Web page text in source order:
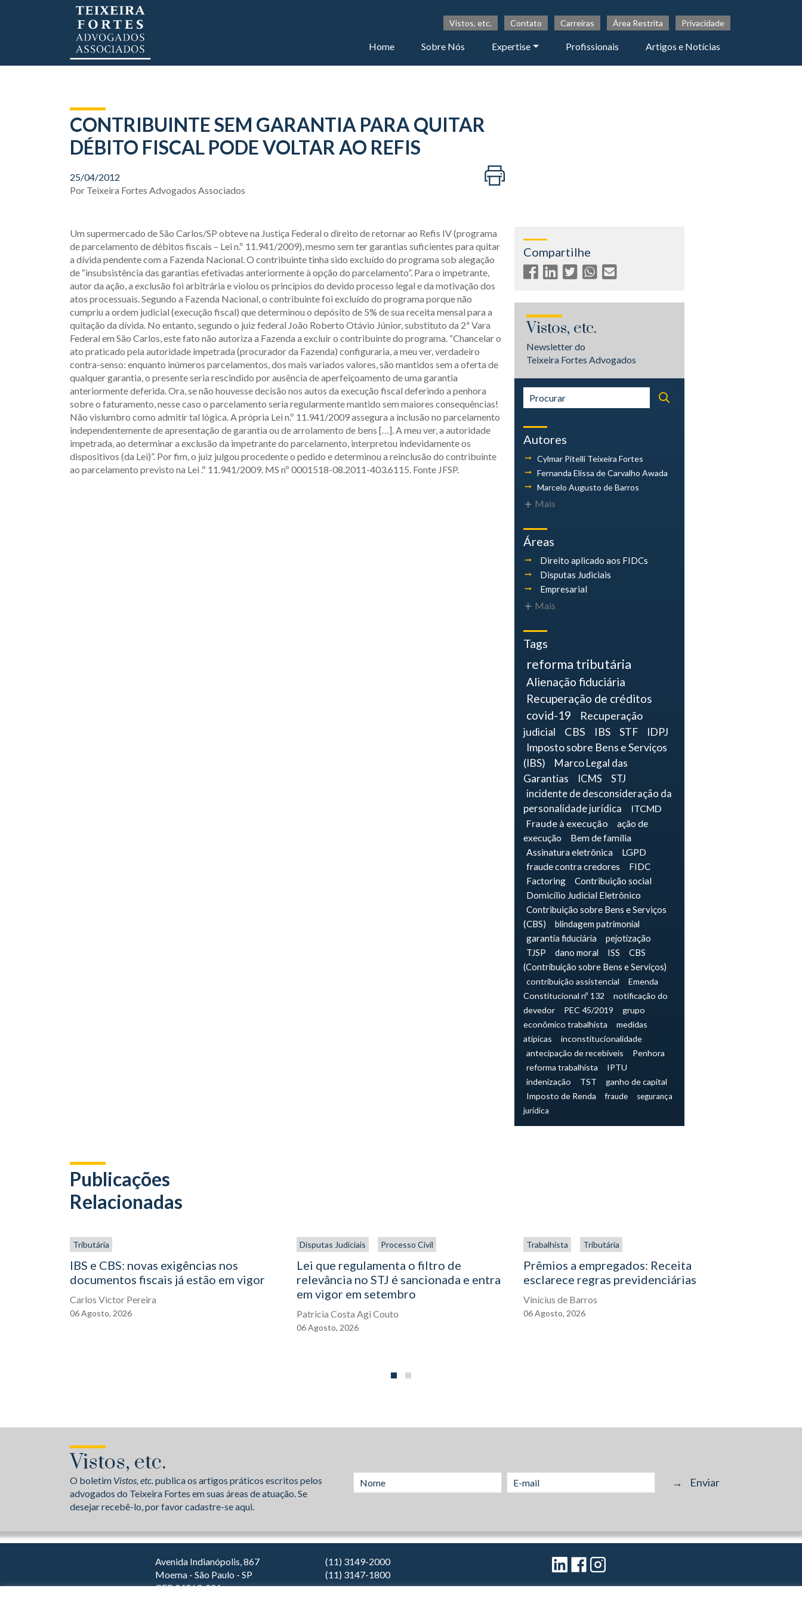
Vistos, etc. Contato Carreiras Área Restrita Privacidade
Home Sobre Nós Expertise Profissionais Artigos e Notícias
CONTRIBUINTE SEM GARANTIA PARA QUITAR
DÉBITO FISCAL PODE VOLTAR AO REFIS
25/04/2012
Por Teixeira Fortes Advogados Associados
Um supermercado de São Carlos/SP obteve na Justiça Federal o direito de retornar ao Refis IV (programa
de parcelamento de débitos fiscais – Lei n.º 11.941/2009), mesmo sem ter garantias suficientes para quitar
a dívida pendente com a Fazenda Nacional. O contribuinte tinha sido excluído do programa sob alegação
de “insubsistência das garantias efetivadas anteriormente à opção do parcelamento”. Para o impetrante,
autor da ação, a exclusão foi arbitrária e violou os princípios do devido processo legal e da motivação dos
atos processuais. Segundo a Fazenda Nacional, o contribuinte foi excluído do programa porque não
cumpriu a ordem judicial (execução fiscal) que determinou o depósito de 5% de sua receita mensal para a
quitação da dívida. No entanto, segundo o juiz federal João Roberto Otávio Júnior, substituto da 2ª Vara
Federal em São Carlos, este fato não autoriza a Fazenda a excluir o contribuinte do programa. “Chancelar o
ato praticado pela autoridade impetrada (procurador da Fazenda) configuraria, a meu ver, verdadeiro
contra-senso: enquanto inúmeros parcelamentos, dos mais variados valores, são mantidos sem a oferta de
qualquer garantia, o presente seria rescindido por ausência de aperfeiçoamento de uma garantia
anteriormente deferida. Ora, se não houvesse decisão nos autos da execução fiscal deferindo a penhora
sobre o faturamento, nesse caso o parcelamento seria regularmente mantido sem maiores consequências!
Não vislumbro como admitir tal lógica. A própria Lei n.º 11.941/2009 assegura a inclusão no parcelamento
independentemente de apresentação de garantia ou de arrolamento de bens […]. A meu ver, a autoridade
impetrada, ao determinar a exclusão da impetrante do parcelamento, interpretou indevidamente os
dispositivos (da Lei)”. Por fim, o juiz julgou procedente o pedido e determinou a reinclusão do contribuinte
ao parcelamento previsto na Lei .º 11.941/2009. MS nº 0001518-08.2011-403.6115. Fonte JFSP.
Compartilhe
Vistos, etc.
Newsletter do
Teixeira Fortes Advogados
Autores
Cylmar Pitelli Teixeira Fortes
Fernanda Elissa de Carvalho Awada
Marcelo Augusto de Barros
Mais
Áreas
Direito aplicado aos FIDCs
Disputas Judiciais
Empresarial
Mais
Tags
reforma tributária
Alienação fiduciária
Recuperação de créditos
covid-19
Recuperação
judicial
CBS IBS STF
IDPJ
Imposto sobre Bens e Serviços
(IBS)
Marco Legal das
Garantias
ICMS
STJ
incidente de desconsideração da
personalidade jurídica
ITCMD
Fraude à execução
ação de
execução
Bem de família
Assinatura eletrônica
LGPD
fraude contra credores
FIDC
Factoring
Contribuição social
Domicílio Judicial Eletrônico
Contribuição sobre Bens e Serviços
(CBS)
blindagem patrimonial
garantia fiduciária
pejotização
TJSP
dano moral ISS
CBS
(Contribuição sobre Bens e Serviços)
contribuição assistencial
Emenda
Constitucional nº 132
notificação do
devedor
PEC 45/2019
grupo
econômico trabalhista
medidas
atípicas
inconstitucionalidade
antecipação de recebíveis
Penhora
reforma trabalhista
IPTU
indenização
TST
ganho de capital
Imposto de Renda
fraude
segurança
jurídica
Publicações
Relacionadas
Tributária
IBS e CBS: novas exigências nos
documentos fiscais já estão em vigor
Carlos Victor Pereira
06Agosto, 2026
Disputas Judiciais Processo Civil
Lei que regulamenta o filtro de
relevância no STJ é sancionada e entra
em vigor em setembro
Patricia Costa Agi Couto
06Agosto, 2026
Trabalhista Tributária
Prêmios a empregados: Receita
esclarece regras previdenciárias
Vinícius de Barros
06Agosto, 2026
Vistos, etc.
O boletim Vistos, etc.publica os artigos práticos escritos pelos
advogados do Teixeira Fortes em suas áreas de atuação. Se
desejar recebê-lo, por favor cadastre-se aqui.
Avenida Indianópolis, 867
Moema - São Paulo - SP
CEP 04063-001
(11) 3149-2000
(11) 3147-1800